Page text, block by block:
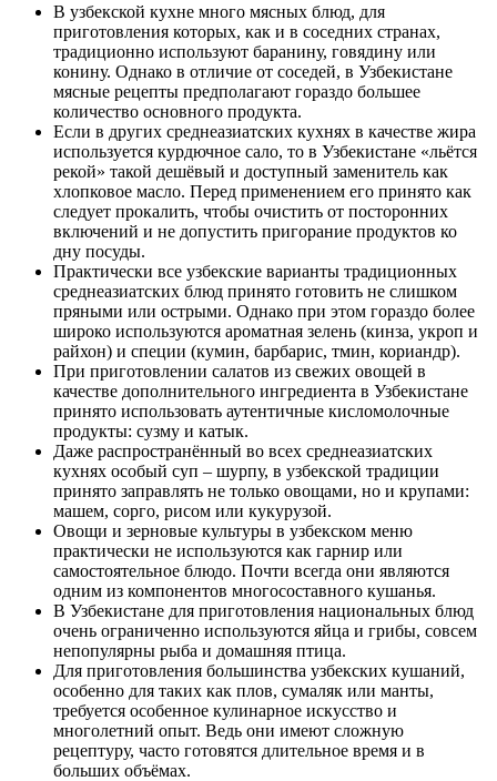
В узбекской кухне много мясных блюд, для
приготовления которых, как и в соседних странах,
традиционно используют баранину, говядину или
конину. Однако в отличие от соседей, в Узбекистане
мясные рецепты предполагают гораздо большее
количество основного продукта.
Если в других среднеазиатских кухнях в качестве жира
используется курдючное сало, то в Узбекистане «льётся
рекой» такой дешёвый и доступный заменитель как
хлопковое масло. Перед применением его принято как
следует прокалить, чтобы очистить от посторонних
включений и не допустить пригорание продуктов ко
дну посуды.
Практически все узбекские варианты традиционных
среднеазиатских блюд принято готовить не слишком
пряными или острыми. Однако при этом гораздо более
широко используются ароматная зелень (кинза, укроп и
райхон) и специи (кумин, барбарис, тмин, кориандр).
При приготовлении салатов из свежих овощей в
качестве дополнительного ингредиента в Узбекистане
принято использовать аутентичные кисломолочные
продукты: сузму и катык.
Даже распространённый во всех среднеазиатских
кухнях особый суп – шурпу, в узбекской традиции
принято заправлять не только овощами, но и крупами:
машем, сорго, рисом или кукурузой.
Овощи и зерновые культуры в узбекском меню
практически не используются как гарнир или
самостоятельное блюдо. Почти всегда они являются
одним из компонентов многосоставного кушанья.
В Узбекистане для приготовления национальных блюд
очень ограниченно используются яйца и грибы, совсем
непопулярны рыба и домашняя птица.
Для приготовления большинства узбекских кушаний,
особенно для таких как плов, сумаляк или манты,
требуется особенное кулинарное искусство и
многолетний опыт. Ведь они имеют сложную
рецептуру, часто готовятся длительное время и в
больших объёмах.